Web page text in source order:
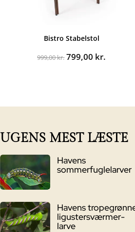
Bistro Stabelstol
999,00kr.Den
799,00 kr.
UGENS MEST LÆSTE
Havens
sommerfuglelarver
Havens
ligustersværmer-
larve